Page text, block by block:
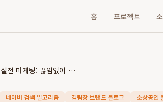
홈 프로젝트
김팀장 실전 마케팅: 끊임없이 변하는 네이버 검색 알고리즘 속에서 매출을 지배하는 블로그 전략
네이버 검색 알고리즘 김팀장 브랜드 블로그 소상공인